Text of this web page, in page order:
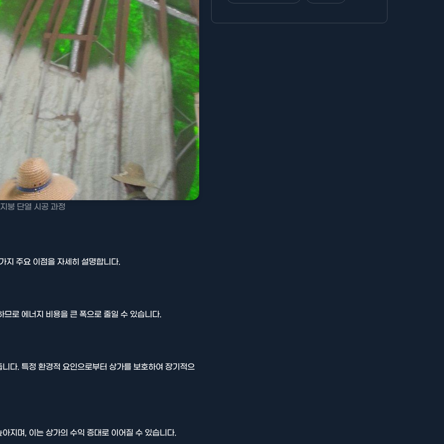
붕 단열 시공 과정
지 주요 이점을 자세히 설명합니다.
로 에너지 비용을 큰 폭으로 줄일 수 있습니다.
다. 특정 환경적 요인으로부터 상가를 보호하여 장기적으
지며, 이는 상가의 수익 증대로 이어질 수 있습니다.